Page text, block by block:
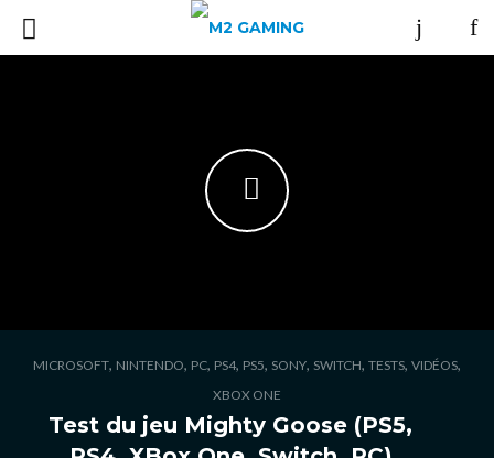
MICROSOFT, NINTENDO, PC, PS4, PS5, SONY, SWITCH, TESTS, VIDÉOS,
XBOX ONE
Test du jeu Mighty Goose (PS5,